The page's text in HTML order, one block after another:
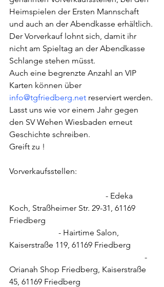
Heimspielen der Ersten Mannschaft
und auch an der Abendkasse erhältlich.
Der Vorverkauf lohnt sich, damit ihr
nicht am Spieltag an der Abendkasse
Schlange stehen müsst.
Auch eine begrenzte Anzahl an VIP
Karten können über
info@tgfriedberg.net reserviert werden.
Lasst uns wie vor einem Jahr gegen
den SV Wehen Wiesbaden erneut
Geschichte schreiben.
Greift zu !
Vorverkaufsstellen:
                                               - Edeka
Koch, Straßheimer Str. 29-31, 61169
Friedberg
                        - Hairtime Salon,
Kaiserstraße 119, 61169 Friedberg
                                                                  -
Orianah Shop Friedberg, Kaiserstraße
45, 61169 Friedberg